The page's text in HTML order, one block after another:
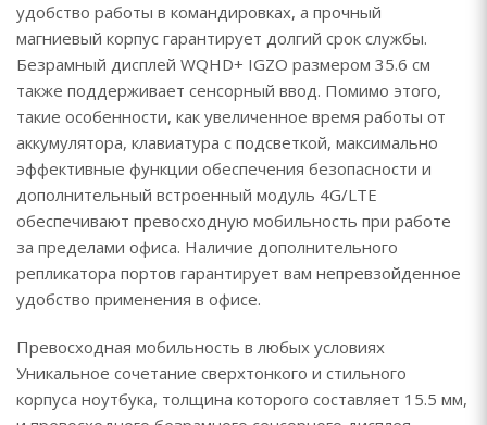
удобство работы в командировках, а прочный
магниевый корпус гарантирует долгий срок службы.
Безрамный дисплей WQHD+ IGZO размером 35.6 см
также поддерживает сенсорный ввод. Помимо этого,
такие особенности, как увеличенное время работы от
аккумулятора, клавиатура с подсветкой, максимально
эффективные функции обеспечения безопасности и
дополнительный встроенный модуль 4G/LTE
обеспечивают превосходную мобильность при работе
за пределами офиса. Наличие дополнительного
репликатора портов гарантирует вам непревзойденное
удобство применения в офисе.
Превосходная мобильность в любых условиях
Уникальное сочетание сверхтонкого и стильного
корпуса ноутбука, толщина которого составляет 15.5 мм,